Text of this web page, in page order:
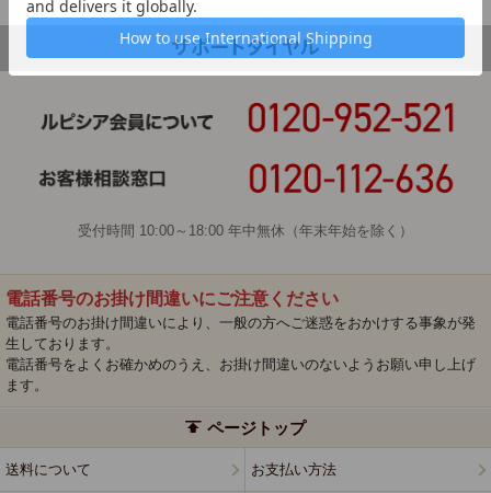
受付時間 10:00～18:00 年中無休（年末年始を除く）
電話番号のお掛け間違いにご注意ください
電話番号のお掛け間違いにより、一般の方へご迷惑をおかけする事象が発
生しております。
電話番号をよくお確かめのうえ、お掛け間違いのないようお願い申し上げ
ます。
ページトップ
送料について お支払い方法